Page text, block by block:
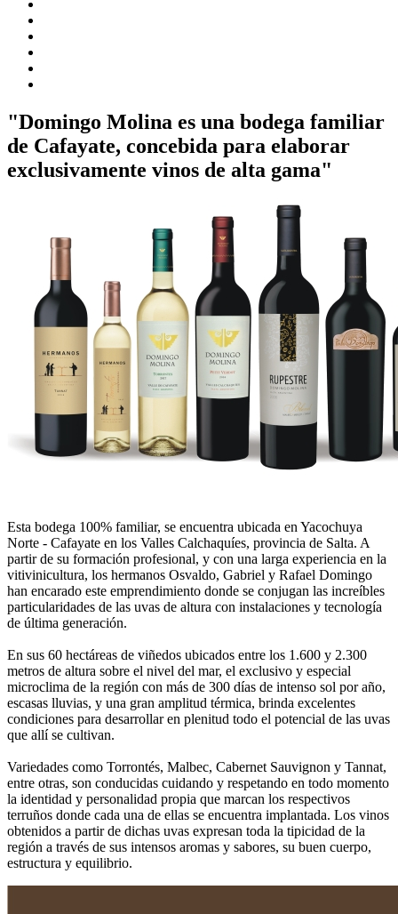
"Domingo Molina es una bodega familiar
de Cafayate, concebida para elaborar
exclusivamente vinos de alta gama"
Esta bodega 100% familiar, se encuentra ubicada en Yacochuya
Norte - Cafayate en los Valles Calchaquíes, provincia de Salta. A
partir de su formación profesional, y con una larga experiencia en la
vitivinicultura, los hermanos Osvaldo, Gabriel y Rafael Domingo
han encarado este emprendimiento donde se conjugan las increíbles
particularidades de las uvas de altura con instalaciones y tecnología
de última generación.
En sus 60 hectáreas de viñedos ubicados entre los 1.600 y 2.300
metros de altura sobre el nivel del mar, el exclusivo y especial
microclima de la región con más de 300 días de intenso sol por año,
escasas lluvias, y una gran amplitud térmica, brinda excelentes
condiciones para desarrollar en plenitud todo el potencial de las uvas
que allí se cultivan.
Variedades como Torrontés, Malbec, Cabernet Sauvignon y Tannat,
entre otras, son conducidas cuidando y respetando en todo momento
la identidad y personalidad propia que marcan los respectivos
terruños donde cada una de ellas se encuentra implantada. Los vinos
obtenidos a partir de dichas uvas expresan toda la tipicidad de la
región a través de sus intensos aromas y sabores, su buen cuerpo,
estructura y equilibrio.